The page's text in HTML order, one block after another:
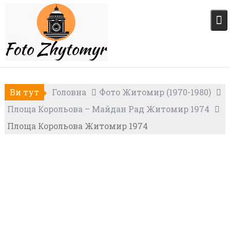
Ви тут Головна
Фото Житомир (1970-1980)
Площа Корольова – Майдан Рад Житомир 1974
Площа Корольова Житомир 1974